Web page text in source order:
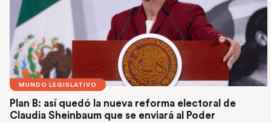
MUNDO LEGISLATIVO
Plan B: así quedó la nueva reforma electoral de
Claudia Sheinbaum que se enviará al Poder